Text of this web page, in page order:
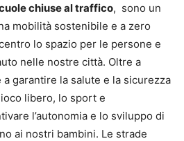
chiuse al traffico, sono un
mobilità sostenibile e a zero
lo spazio per le persone e
nelle nostre città. Oltre a
garantire la salute e la sicurezza
libero, lo sport e
l’autonomia e lo sviluppo di
ai nostri bambini. Le strade